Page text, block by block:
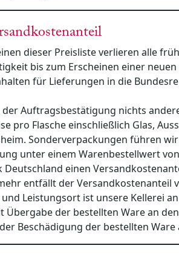
dieser Preisliste verlieren alle
bis zum Erscheinen einer
für Lieferungen in die
der Auftragsbestätigung nichts
pro Flasche einschließlich Glas,
Sonderverpackungen führen
unter einem Warenbestellwert
Deutschland einen
entfällt der Versandkostenanteil
Leistungsort ist unsere Kellerei
Übergabe der bestellten Ware an
Beschädigung der bestellten Ware